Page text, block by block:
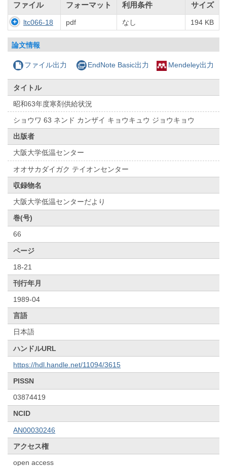
ファイル フォーマット 利用条件 サイズ
ltc066-18 pdf なし 194 KB
論文情報
ファイル出力 EndNote Basic出力 Mendeley出力
タイトル
昭和63年度寒剤供給状況
ショウワ 63 ネンド カンザイ キョウキュウ ジョウキョウ
出版者
大阪大学低温センター
オオサカダイガク テイオンセンター
収録物名
大阪大学低温センターだより
巻(号)
66
ページ
18-21
刊行年月
1989-04
言語
日本語
ハンドルURL
https://hdl.handle.net/11094/3615
PISSN
03874419
NCID
AN00030246
アクセス権
open access